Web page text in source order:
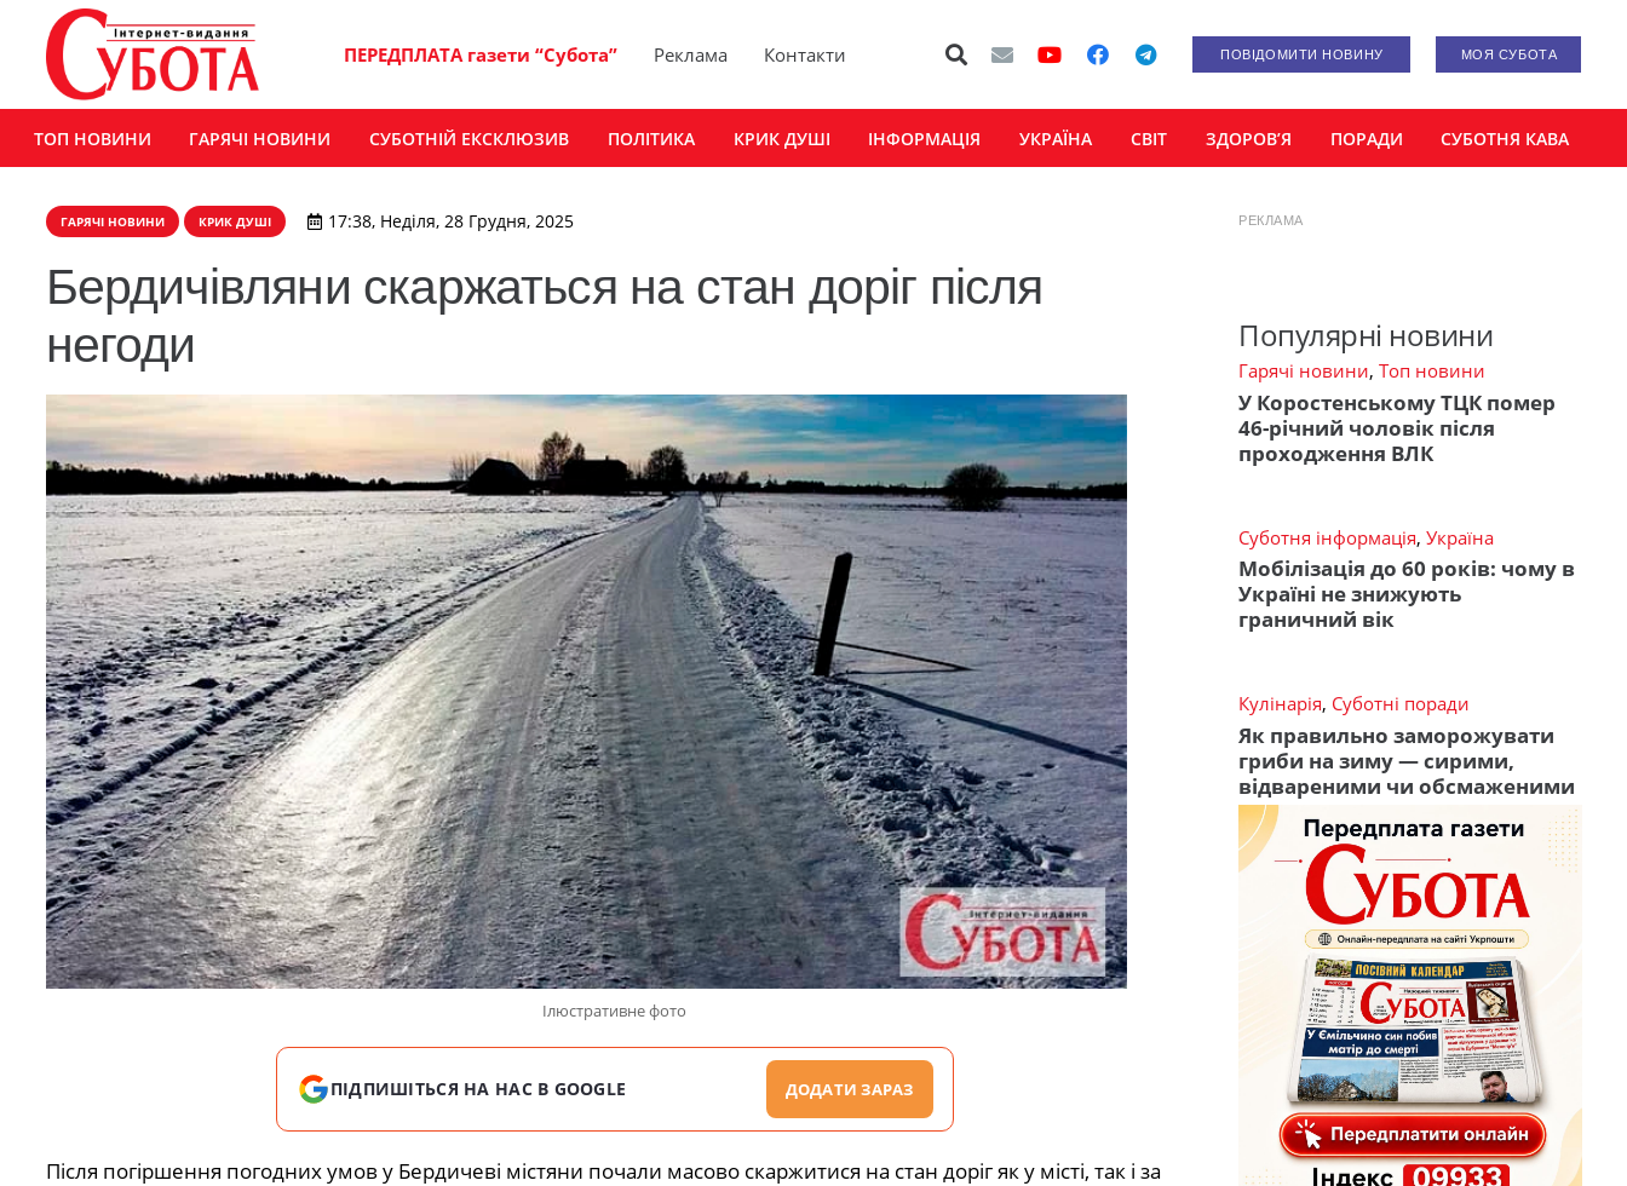
ПЕРЕДПЛАТА газети “Субота” Реклама Контакти ПОВІДОМИТИ НОВИНУ МОЯ СУБОТА
ТОП НОВИНИ ГАРЯЧІ НОВИНИ СУБОТНІЙ ЕКСКЛЮЗИВ ПОЛІТИКА КРИК ДУШІ ІНФОРМАЦІЯ УКРАЇНА СВІТ ЗДОРОВ’Я ПОРАДИ СУБОТНЯ КАВА
ГАРЯЧІ НОВИНИ КРИК ДУШІ 17:38, Неділя, 28 Грудня, 2025
Бердичівляни скаржаться на стан доріг після
негоди
Ілюстративне фото
ПІДПИШІТЬСЯ НА НАС В GOOGLE ДОДАТИ ЗАРАЗ
Після погіршення погодних умов у Бердичеві містяни почали масово скаржитися на стан доріг як у місті, так і за
РЕКЛАМА
Популярні новини
Гарячі новини, Топ новини
У Коростенському ТЦК помер
46-річний чоловік після
проходження ВЛК
Суботня інформація, Україна
Мобілізація до 60 років: чому в
Україні не знижують
граничний вік
Кулінарія, Суботні поради
Як правильно заморожувати
гриби на зиму — сирими,
відвареними чи обсмаженими